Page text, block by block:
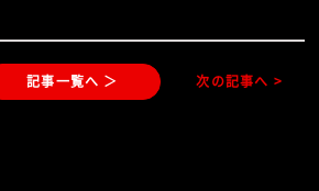
記事一覧へ ＞ 次の記事へ >